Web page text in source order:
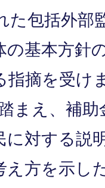
た包括外部
の基本方針
指摘を受け
まえ、補
に対する説
え方を示し